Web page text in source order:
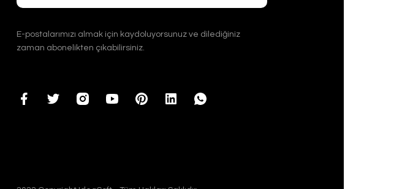
E-postalarımızı almak için kaydoluyorsunuz ve dilediğiniz
zaman abonelikten çıkabilirsiniz.